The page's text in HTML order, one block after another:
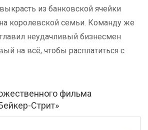
из банковской ячейки
королевской семьи. Команду же
неудачливый бизнесмен
на всё, чтобы расплатиться с
фильма
Стрит»